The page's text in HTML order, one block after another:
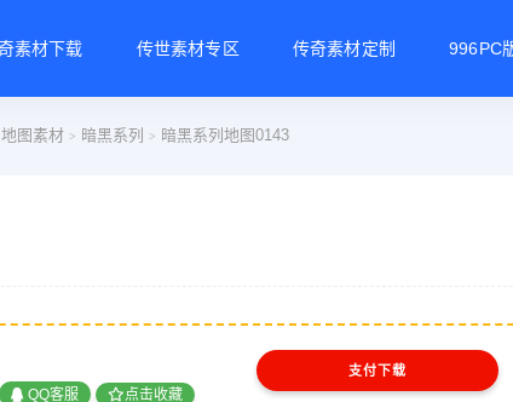
素材下载 传世素材专区 传奇素材定制 996PC
地图素材 > 暗黑系列 > 暗黑系列地图0143
支付下载
QQ客服 点击收藏